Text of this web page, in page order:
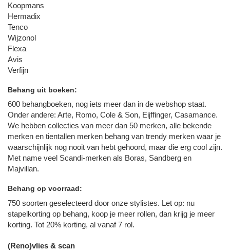
Koopmans
Hermadix
Tenco
Wijzonol
Flexa
Avis
Verfijn
Behang uit boeken:
600 behangboeken, nog iets meer dan in de webshop staat.
Onder andere: Arte, Romo, Cole & Son, Eijffinger, Casamance.
We hebben collecties van meer dan 50 merken, alle bekende
merken en tientallen merken behang van trendy merken waar je
waarschijnlijk nog nooit van hebt gehoord, maar die erg cool zijn.
Met name veel Scandi-merken als Boras, Sandberg en
Majvillan.
Behang op voorraad:
750 soorten geselecteerd door onze stylistes. Let op: nu
stapelkorting op behang, koop je meer rollen, dan krijg je meer
korting. Tot 20% korting, al vanaf 7 rol.
(Reno)vlies & scan